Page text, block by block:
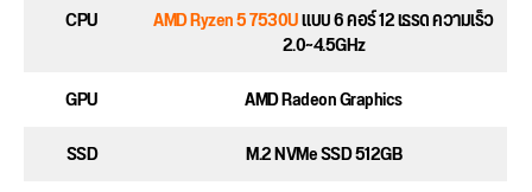
CPU AMD Ryzen 5 7530Uแบบ 6 คอร์ 12 เธรด ความเร็ว
2.0~4.5GHz
GPU
AMD Radeon Graphics
SSD
M.2 NVMe SSD 512GB